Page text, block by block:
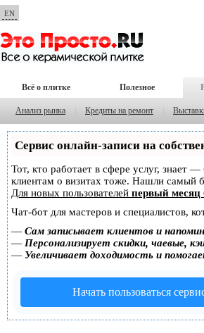
EN
Всё о плитке Полезное
Анализ рынка Кредиты на ремонт
Сервис онлайн-записи на
Тот, кто работает в сфере услуг, знает
клиентам о визитах тоже. Нашли самый
Для новых пользователей первый месяц
Чат-бот для мастеров и специалистов,
— Сам записывает клиентов и
— Персонализирует скидки, чаевые,
— Увеличивает доходимость и
Начать пользоваться